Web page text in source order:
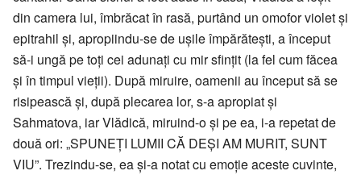
din camera lui, îmbrăcat în rasă, purtând un omofor violet și
epitrahil și, apropiindu-se de ușile împărătești, a început
să-i ungă pe toți cei adunați cu mir sfințit (la fel cum făcea
și în timpul vieții). După miruire, oamenii au început să se
risipească și, după plecarea lor, s-a apropiat și
Sahmatova, iar Vlădică, miruind-o și pe ea, i-a repetat de
două ori: „SPUNEȚI LUMII CĂ DEȘI AM MURIT, SUNT
VIU”. Trezindu-se, ea și-a notat cu emoție aceste cuvinte,